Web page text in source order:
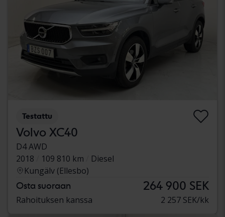
Testattu
Volvo XC40
D4 AWD
2018
109 810 km
Diesel
Kungälv (Ellesbo)
Osta suoraan 264 900 SEK
Rahoituksen kanssa 2 257 SEK/kk